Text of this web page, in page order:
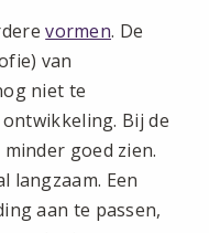
vormen. De
van
niet te
Bij de
goed zien.
langzaam. Een
aan te passen,